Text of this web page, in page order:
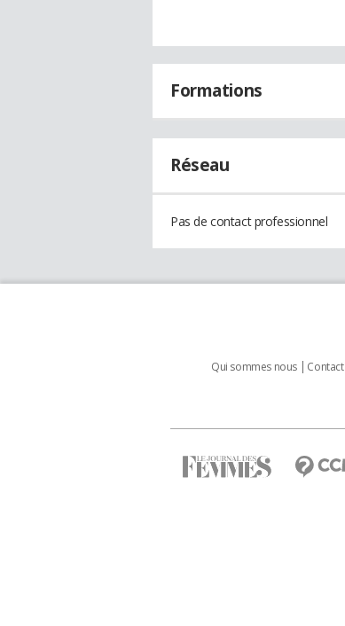
Formations
Réseau
Pas de contact professionnel
Qui sommes nous Contact